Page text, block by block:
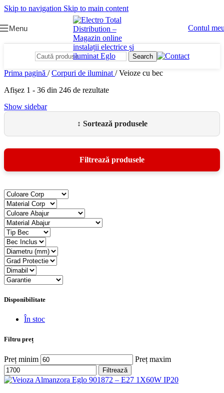
Skip to navigation Skip to main content
Menu Contul
Search
Prima pagină / Corpuri de iluminat / Veioze cu bec
Afișez 1 - 36 din 246 de rezultate
Show sidebar
Disponibilitate
În stoc
Filtru preț
Preț minim Preț maxim
Filtrează